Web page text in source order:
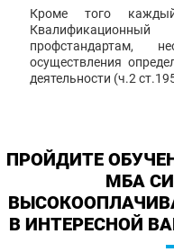
Кроме того
профстандартам,
осуществления
деятельности (ч.2
ПРОЙДИТЕ
МБА
В ИНТЕРЕСНОЙ